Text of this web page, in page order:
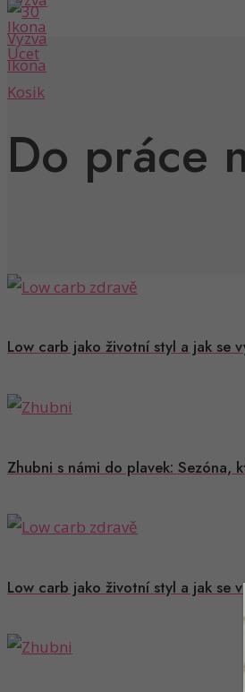
Do práce
Low carb jako životní styl a jak se
Zhubni s námi do plavek: Sezóna,
Low carb jako životní styl a jak se